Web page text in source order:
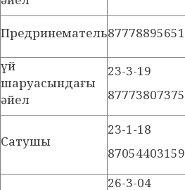
Предринематель87778895651
үй
шаруасындағы
әйел
23-3-19
87773807375
Сатушы
23-1-18
87054403159
26-3-04